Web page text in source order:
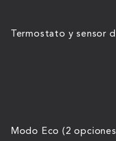
Termostato y sensor
Modo Eco (2